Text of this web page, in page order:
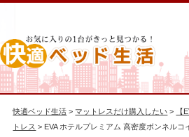
快適ベッド生活 > マットレスだけ購入したい >
【
トレス > EVA ホテルプレミアム 高密度ボンネル